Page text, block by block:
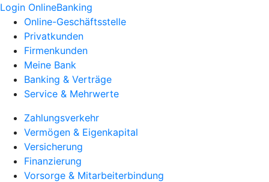
Login OnlineBanking
Online-Geschäftsstelle
Privatkunden
Firmenkunden
Meine Bank
Banking & Verträge
Service & Mehrwerte
Zahlungsverkehr
Vermögen & Eigenkapital
Versicherung
Finanzierung
Vorsorge & Mitarbeiterbindung